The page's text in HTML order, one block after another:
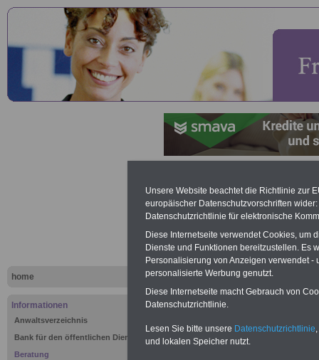
home
Informationen
Anwaltsverzeichnis
Bank für den öffentlichen Dienst
Beratung
Lexikon
Buchstabe
Werbung mit Banner bzw.
Schon zum Festpreis von 250
Websitefrauen-im-
Interesse, einfach dieses
Unsere Website beachtet die Richtlinie zur
europäischer Datenschutzvorschriften
Datenschutzrichtlinie für elektronische
Diese Internetseite verwendet Cookies, um
Dienste und Funktionen bereitzustellen. Es
Personalisierung von Anzeigen verwendet
personalisierte Werbung genutzt.
Diese Internetseite macht Gebrauch von
Datenschutzrichtlinie.
Lesen Sie bitte unsere Datenschutzrichtlinie
und lokalen Speicher nutzt.